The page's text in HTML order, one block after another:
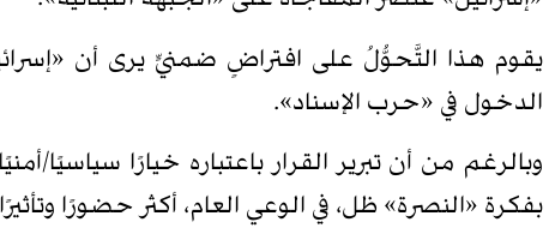
يقوم هذا التَّحوُّلُ على افتراضٍ ضمنيٍّ يرى أن
الدخول في «حرب الإسناد».
وبالرغم من أن تبرير القرار باعتباره خيارًا سياسيًا/
بفكرة «النصرة» ظل، في الوعي العام، أكثر حضورًا